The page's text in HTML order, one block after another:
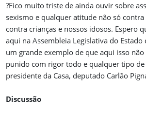
?Fico muito triste de ainda ouvir sobre
sexismo e qualquer atitude não só
contra crianças e nossos idosos. Espero
aqui na Assembleia Legislativa do Estado
um grande exemplo de que aqui isso não
punido com rigor todo e qualquer tipo
presidente da Casa, deputado Carlão
Discussão